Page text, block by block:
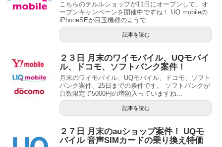
こちらのテルルショップが11日にオープンして、オ
ープンキャンペーンを開催中ですね！ UQ mobileの
iPhoneSEが目玉機種のようで...
記事を読む
２３日 月末のワイモバイル、UQモバイ
ル、ドコモ、ソフトバンク案件！
月末のワイモバイル、UQモバイル、ドコモ、ソフト
バンク案件、25日までの条件です。 ソフトバンクが
台数限定で5000円の増額入っていますね...
記事を読む
２７日 月末のauショップ案件！ UQモ
バイル 音声SIMカードの乗り換え特価